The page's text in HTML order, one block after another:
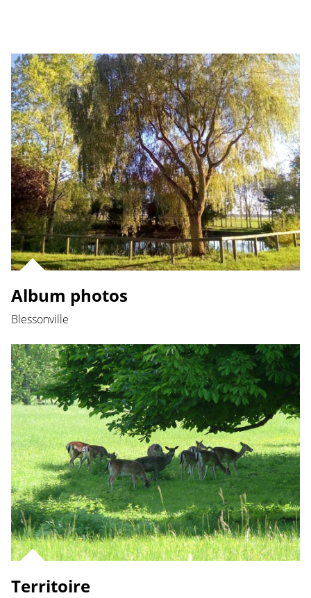
Album photos
Blessonville
Territoire